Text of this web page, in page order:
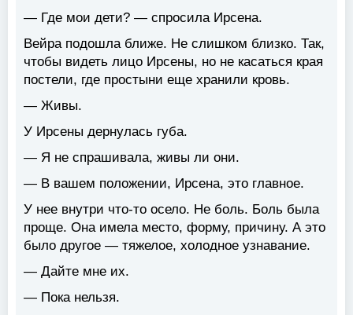
— Где мои дети? — спросила Ирсена.
Вейра подошла ближе. Не слишком близко. Так,
чтобы видеть лицо Ирсены, но не касаться края
постели, где простыни еще хранили кровь.
— Живы.
У Ирсены дернулась губа.
— Я не спрашивала, живы ли они.
— В вашем положении, Ирсена, это главное.
У нее внутри что-то осело. Не боль. Боль была
проще. Она имела место, форму, причину. А это
было другое — тяжелое, холодное узнавание.
— Дайте мне их.
— Пока нельзя.